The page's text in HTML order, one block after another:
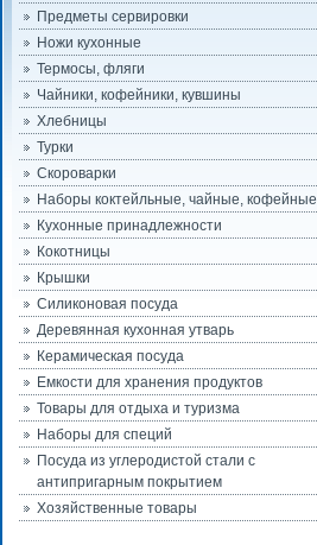
Предметы сервировки
Ножи кухонные
Термосы, фляги
Чайники, кофейники, кувшины
Хлебницы
Турки
Скороварки
Наборы коктейльные, чайные, кофейные
Кухонные принадлежности
Кокотницы
Крышки
Силиконовая посуда
Деревянная кухонная утварь
Керамическая посуда
Емкости для хранения продуктов
Товары для отдыха и туризма
Наборы для специй
Посуда из углеродистой стали с
антипригарным покрытием
Хозяйственные товары